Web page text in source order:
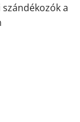
a